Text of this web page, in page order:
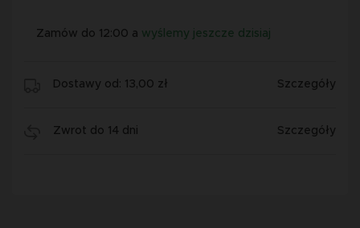
Zamów do 12:00 a wyślemy jeszcze dzisiaj
Dostawy od: 13,00 zł Szczegóły
Zwrot do 14 dni Szczegóły